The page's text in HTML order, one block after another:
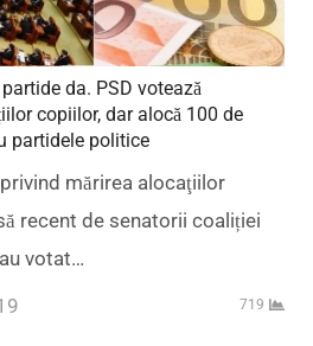
da. PSD votează
copiilor, dar alocă 100 de
partidele politice
mărirea alocaţiilor
recent de senatorii coaliției
votat…
719